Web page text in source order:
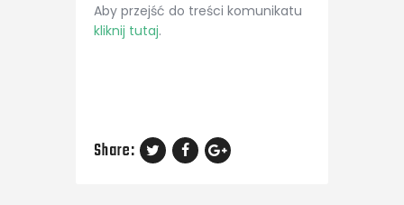
Aby przejść do treści komunikatu
kliknij tutaj.
Share: